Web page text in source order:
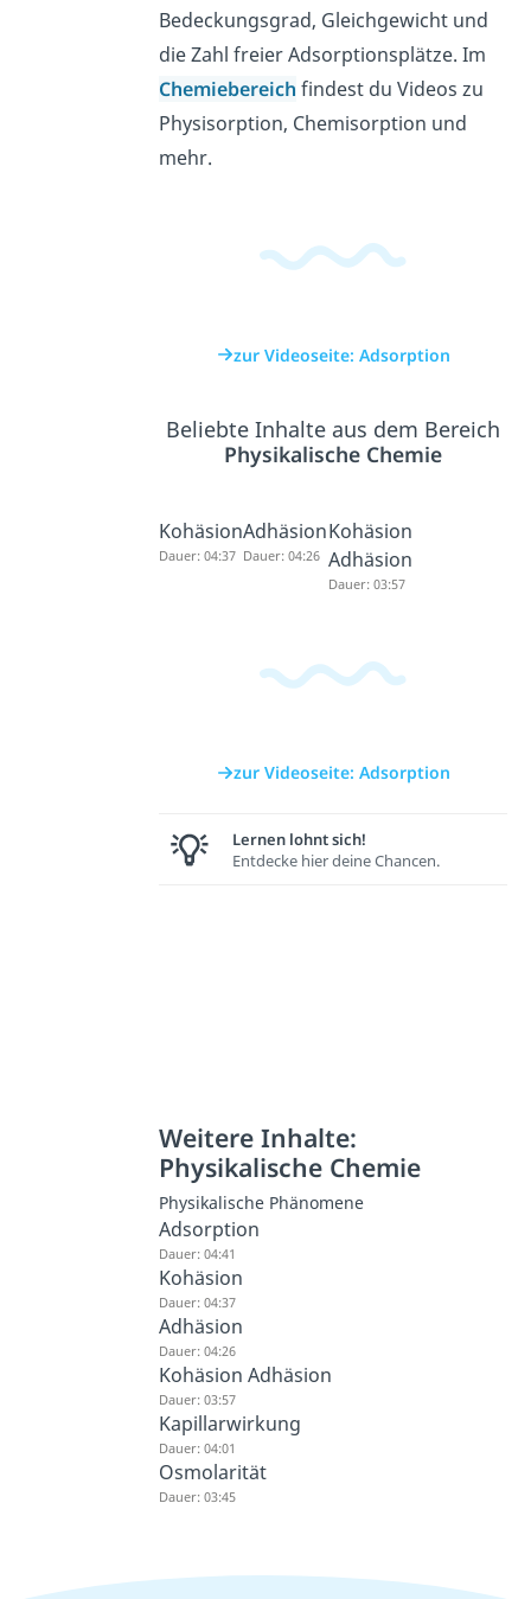
Bedeckungsgrad, Gleichgewicht und
die Zahl freier Adsorptionsplätze. Im
Chemiebereich findest du Videos zu
Physisorption, Chemisorption und
mehr.
zur Videoseite: Adsorption
Beliebte Inhalte aus dem Bereich
Physikalische Chemie
Kohäsion
Dauer: 04:37
Adhäsion
Dauer: 04:26
Kohäsion
Adhäsion
Dauer: 03:57
zur Videoseite: Adsorption
Lernen lohnt sich!
Entdecke hier deine Chancen.
Weitere Inhalte:
Physikalische Chemie
Physikalische Phänomene
Adsorption
Dauer: 04:41
Kohäsion
Dauer: 04:37
Adhäsion
Dauer: 04:26
Kohäsion Adhäsion
Dauer: 03:57
Kapillarwirkung
Dauer: 04:01
Osmolarität
Dauer: 03:45